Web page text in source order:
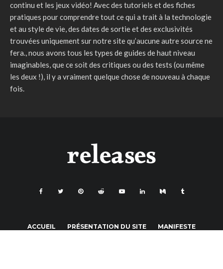
continu et les jeux vidéo! Avec des tutoriels et des fiches
pratiques pour comprendre tout ce qui a trait à la technologie
et au style de vie, des dates de sortie et des exclusivités
trouvées uniquement sur notre site qu’aucune autre source ne
fera., nous avons tous les types de guides de haut niveau
imaginables, que ce soit des critiques ou des tests (ou même
les deux !), il y a vraiment quelque chose de nouveau à chaque
fois.
ACCUEIL PRÉSENTATION DU SITE MANIFESTE